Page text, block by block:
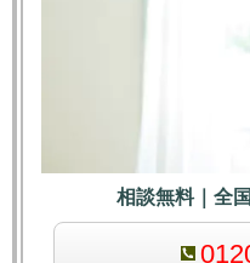
相談無料｜全